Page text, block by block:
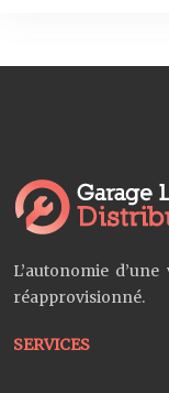
L’autonomie
réapprovisionné.
SERVICES